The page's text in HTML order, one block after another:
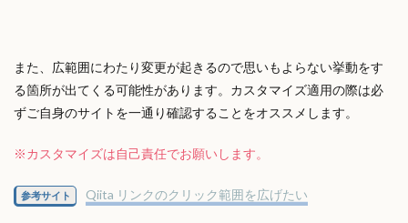
また、広範囲にわたり変更が起きるので思いもよらない挙動をす
る箇所が出てくる可能性があります。カスタマイズ適用の際は必
ずご自身のサイトを一通り確認することをオススメします。
※カスタマイズは自己責任でお願いします。
参考サイト Qiita リンクのクリック範囲を広げたい